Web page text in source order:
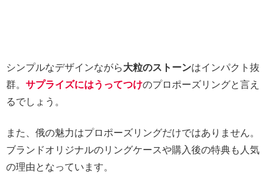
シンプルなデザインながら大粒のストーンはインパクト抜
群。 サプライズにはうってつけのプロポーズリングと言え
るでしょう。
また、俄の魅力はプロポーズリングだけではありません。
ブランドオリジナルのリングケースや購入後の特典も人気
の理由となっています。